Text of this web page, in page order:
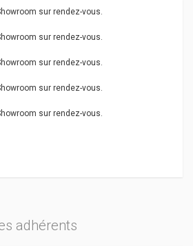
sur rendez-vous.
sur rendez-vous.
sur rendez-vous.
sur rendez-vous.
sur rendez-vous.
adhérents